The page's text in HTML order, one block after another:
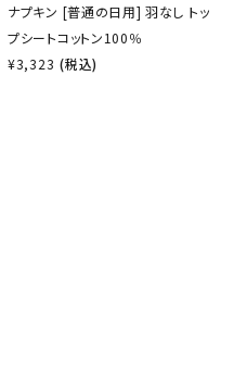
ナプキン [普通の日用] 羽なし トッ
プシートコットン100％
¥3,323 (税込)